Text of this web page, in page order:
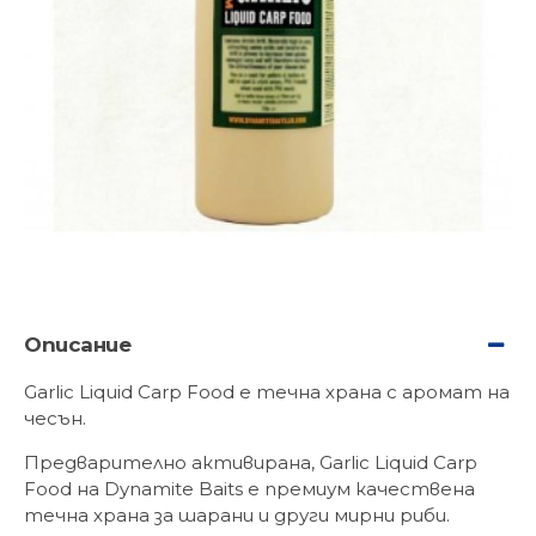
Описание
Garlic Liquid Carp Food е течна храна с аромат на
чесън.
Предварително активирана, Garlic Liquid Carp
Food на Dynamite Baits е премиум качествена
течна храна за шарани и други мирни риби.